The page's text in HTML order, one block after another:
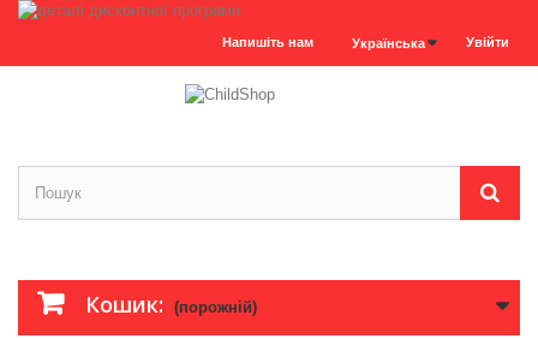
Увійти
Українська
Напишіть нам
Кошик: (порожній)